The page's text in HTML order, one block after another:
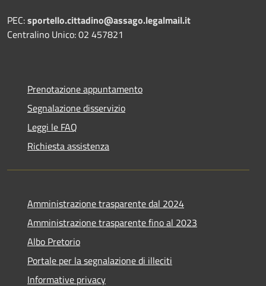
PEC:sportello.cittadino@assago.legalmail.it
Centralino Unico: 02 457821
Prenotazione appuntamento
Segnalazione disservizio
Leggi le FAQ
Richiesta assistenza
Amministrazione trasparente dal 2024
Amministrazione trasparente fino al 2023
Albo Pretorio
Portale per la segnalazione di illeciti
Informative privacy